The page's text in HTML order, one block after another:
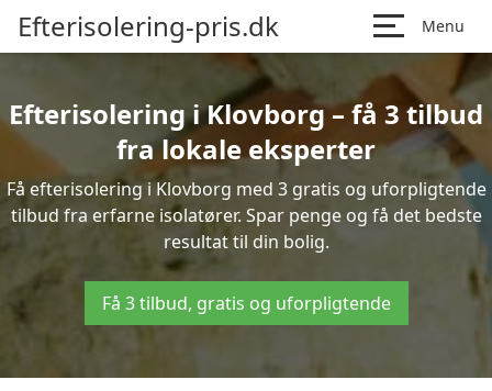
Efterisolering-pris.dk Menu
Efterisolering i Klovborg – få 3 tilbud
fra lokale eksperter
Få efterisolering i Klovborg med 3 gratis og uforpligtende
tilbud fra erfarne isolatører. Spar penge og få det bedste
resultat til din bolig.
Få 3 tilbud, gratis og uforpligtende